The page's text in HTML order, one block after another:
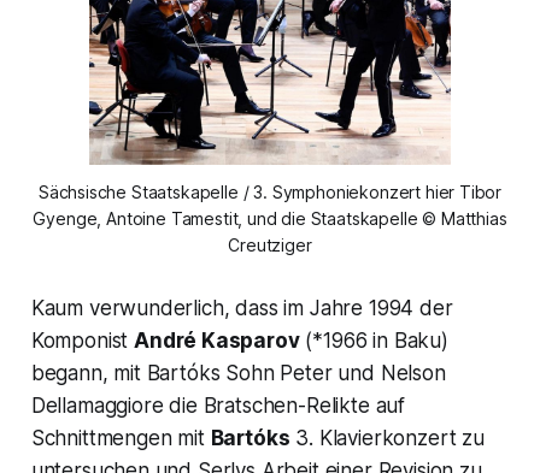
Sächsische Staatskapelle / 3. Symphoniekonzert hier Tibor
Gyenge, Antoine Tamestit, und die Staatskapelle © Matthias
Creutziger
Kaum verwunderlich, dass im Jahre 1994 der
KomponistAndré Kasparov(*1966 in Baku)
begann, mit Bartóks Sohn Peter und Nelson
Dellamaggiore die Bratschen-Relikte auf
Schnittmengen mit Bartóks 3. Klavierkonzert zu